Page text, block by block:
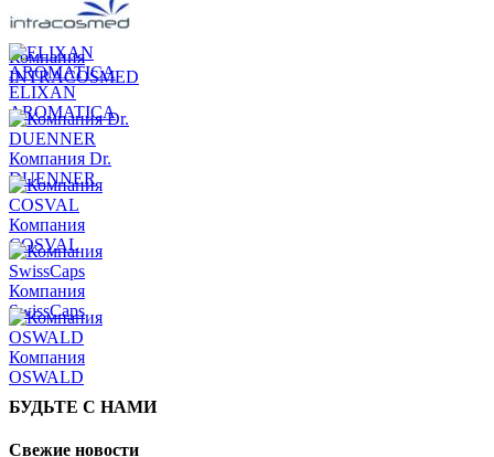
Компания
INTRACOSMED
ELIXAN
AROMATICA
Компания Dr.
DUENNER
Компания
COSVAL
Компания
SwissCaps
Компания
OSWALD
БУДЬТЕ С НАМИ
Свежие новости